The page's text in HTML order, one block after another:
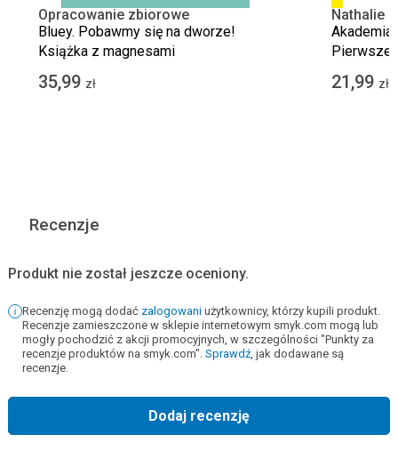
Opracowanie zbiorowe
Bluey. Pobawmy się na dworze!
Książka z magnesami
35,99 zł
Nathalie
Akademia
Pierwsze
21,99 zł
Recenzje
Produkt nie został jeszcze oceniony.
Recenzję mogą dodać zalogowani użytkownicy, którzy kupili produkt.
Recenzje zamieszczone w sklepie internetowym smyk.com mogą lub
mogły pochodzić z akcji promocyjnych, w szczególności "Punkty za
recenzje produktów na smyk.com". Sprawdź, jak dodawane są
recenzje.
Dodaj recenzję